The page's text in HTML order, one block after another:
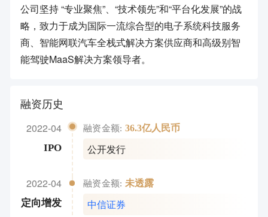
公司坚持 “专业聚焦”、“技术领先”和“平台化发展”的战
略，致力于成为国际一流综合型的电子系统科技服务
商、智能网联汽车全栈式解决方案供应商和高级别智
能驾驶MaaS解决方案领导者。
融资历史
2022-04
IPO
融资金额: 36.3亿人民币
公开发行
2022-04
定向增发
融资金额: 未透露
中信证券